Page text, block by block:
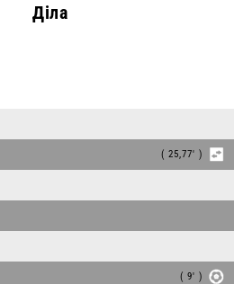
Діла
( 25,77' )
( 9' )